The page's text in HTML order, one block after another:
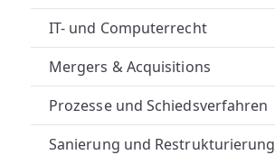
N
W
IT- und Computerrecht
Mergers & Acquisitions
Prozesse und Schiedsverfahren
Sanierung und Restrukturierung